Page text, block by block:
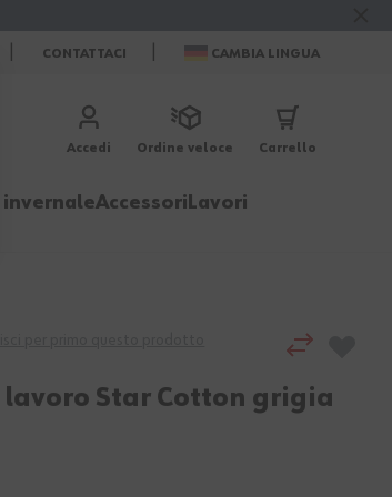
CONTATTACI CAMBIA LINGUA
Accedi Ordine veloce Carrello
Accessori Lavori
Star Cotton grigia